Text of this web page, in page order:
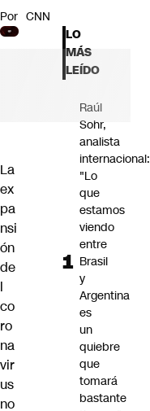
Por CNN
La
ex
pa
nsi
ón
de
l
co
ro
na
vir
us
no
LO
MÁS
LEÍDO
Raúl
Sohr,
analista
internacional:
"Lo
que
estamos
viendo
entre
Brasil
y
Argentina
es
un
quiebre
que
tomará
bastante